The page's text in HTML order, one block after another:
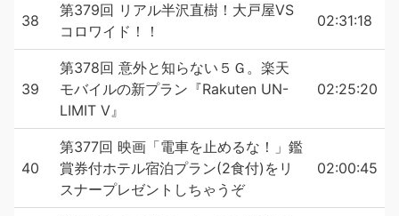
38
第379回 リアル半沢直樹！大戸屋VS
コロワイド！！
02:31:18
39
第378回 意外と知らない５Ｇ。楽天
モバイルの新プラン『Rakuten UN-
LIMIT V』
02:25:20
40
第377回 映画「電車を止めるな！」鑑
賞券付ホテル宿泊プラン(2食付)をリ
スナープレゼントしちゃうぞ
02:00:45